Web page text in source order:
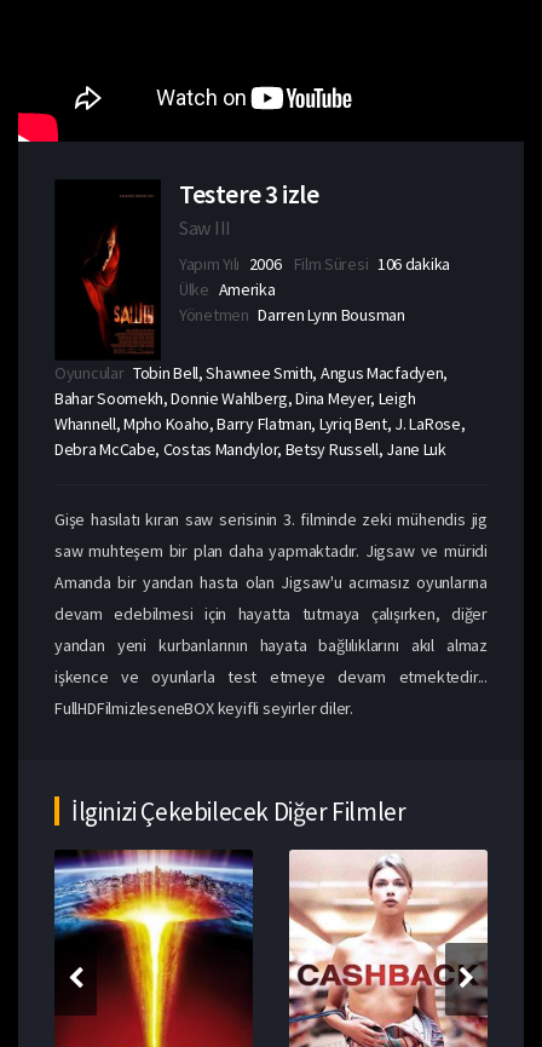
Testere 3 izle
Saw III
Yapım Yılı 2006 Film Süresi 106 dakika
Ülke Amerika
Yönetmen Darren Lynn Bousman
Oyuncular Tobin Bell, Shawnee Smith, Angus Macfadyen,
Bahar Soomekh, Donnie Wahlberg, Dina Meyer, Leigh
Whannell, Mpho Koaho, Barry Flatman, Lyriq Bent, J. LaRose,
Debra McCabe, Costas Mandylor, Betsy Russell, Jane Luk
Gişe hasılatı kıran saw serisinin 3. filminde zeki mühendis jig
saw muhteşem bir plan daha yapmaktadır. Jigsaw ve müridi
Amanda bir yandan hasta olan Jigsaw'u acımasız oyunlarına
devam edebilmesi için hayatta tutmaya çalışırken, diğer
yandan yeni kurbanlarının hayata bağlılıklarını akıl almaz
işkence ve oyunlarla test etmeye devam etmektedir...
FullHDFilmizleseneBOX keyifli seyirler diler.
İlginizi Çekebilecek Diğer Filmler